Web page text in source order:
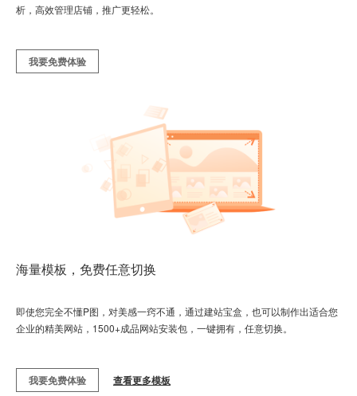
析，高效管理店铺，推广更轻松。
我要免费体验
海量模板，免费任意切换
即使您完全不懂P图，对美感一窍不通，通过建站宝盒，也可以制作出适合您
企业的精美网站，1500+成品网站安装包，一键拥有，任意切换。
我要免费体验 查看更多模板